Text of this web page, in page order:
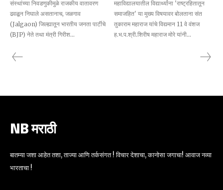
Fans Followers Followers
संस्थांच्या निवडणुकीमुळे राजकीय वातावरण
ढवळून निघाले असतानाच, जळगाव
(Jalgaon) जिल्ह्यातून भारतीय जनता पार्टीचे
(BJP) नेते तथा मंत्री गिरीश...
महाविद्यालयातील विद्यार्थ्यांना 'राष्ट्रहितातून
समाजहित' या मुख्य विषयावर बोलताना संत
तुकाराम महाराज यांचे विद्यमान 11 वे वंशज
ह.भ.प.श्री.शिरीष महाराज मोरे यांनी...
NB मराठी
बातम्या जशा आहेत तशा, ताज्या आणि तर्कसंगत ! विचार देशाचा, कानोसा जगाचा! आवाज नव्या
भारताचा !